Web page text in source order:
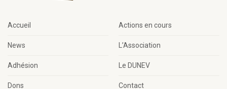
Accueil Actions en cours
News L’Association
Adhésion Le DUNEV
Dons Contact